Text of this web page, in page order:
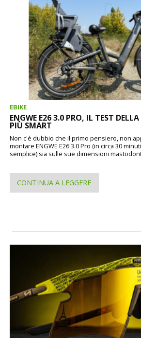
EBIKE
ENGWE E26 3.0 PRO, IL TEST DELLA
PIÙ SMART
Non c'è dubbio che il primo pensiero, non
montare ENGWE E26 3.0 Pro (in circa 30
semplice) sia sulle sue dimensioni
CONTINUA A LEGGERE